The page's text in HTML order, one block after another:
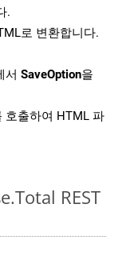
.
로 변환합니다.
서 SaveOption을
호출하여 HTML 파
REST